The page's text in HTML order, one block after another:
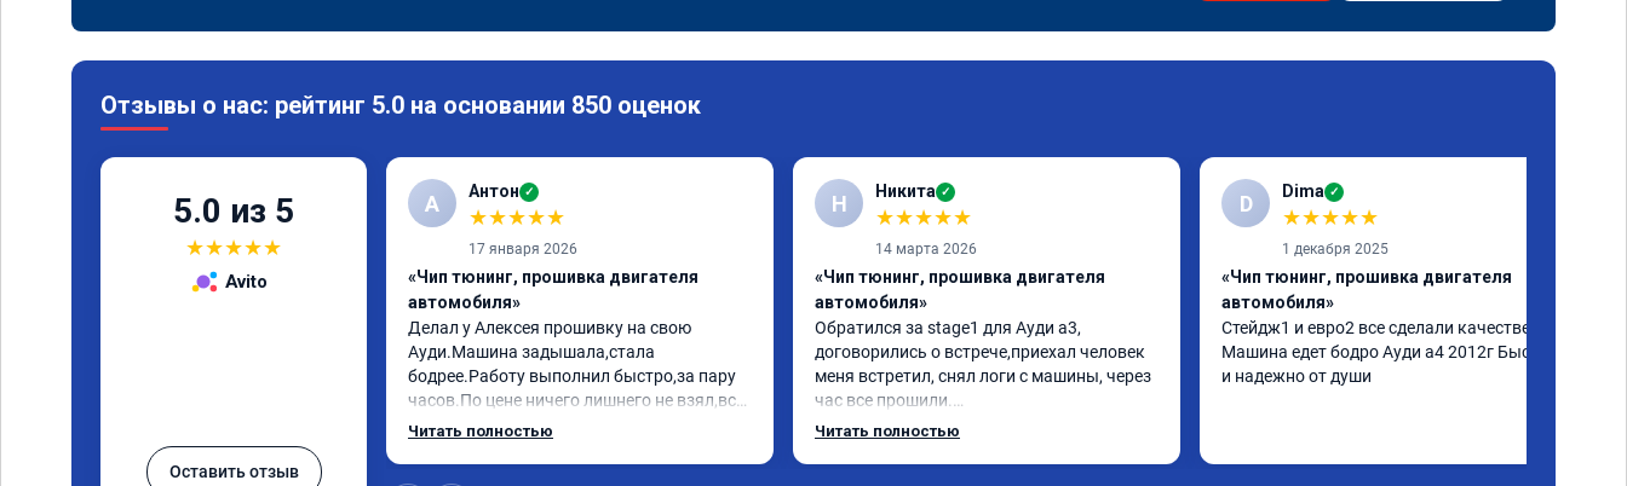
Отзывы о нас: рейтинг 5.0 на основании 850 оценок
5.0 из 5
★★★★★
Avito
Оставить отзыв
А Антон ✓
★★★★★
17 января 2026
«Чип тюнинг, прошивка двигателя
автомобиля»
Делал у Алексея прошивку на свою
Ауди.Машина задышала,стала
бодрее.Работу выполнил быстро,за пару
часов.По цене ничего лишнего не взял,всё
как договаривались заранее.После
Читать полностью
Н Никита ✓
★★★★★
14 марта 2026
«Чип тюнинг, прошивка двигателя
автомобиля»
Обратился за stage1 для Ауди а3,
договорились о встрече,приехал человек
меня встретил, снял логи с машины, через
час все прошили.
Арман спасибо тебе огромное, машинка по
Читать полностью
D Dima ✓
★★★★★
1 декабря 2025
«Чип тюнинг, прошивка двигателя
автомобиля»
Стейдж1 и евро2 все сделали качественно.
Машина едет бодро Ауди а4 2012г Быстро
и надежно от души